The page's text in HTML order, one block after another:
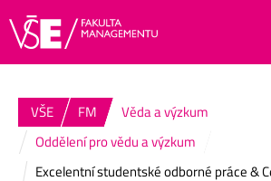
VŠE FM
Věda a výzkum
Oddělení pro vědu a výzkum
Excelentní studentské odborné práce &